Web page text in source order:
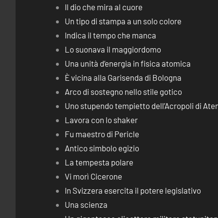
Il dio che mira al cuore
Un tipo di stampa a un solo colore
Indica il tempo che manca
Lo suonava il maggiordomo
Una unità d’energia in fisica atomica
È vicina alla Garisenda di Bologna
Arco di sostegno nello stile gotico
Uno stupendo tempietto dell’Acropoli di
Lavora con lo shaker
Fu maestro di Pericle
Antico simbolo egizio
La tempesta polare
Vi morì Cicerone
In Svizzera esercita il potere legislativo
Una scienza